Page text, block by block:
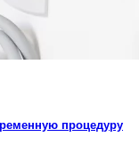
процедуру